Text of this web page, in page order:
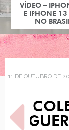
COMO
11 DE OUTUBRO DE